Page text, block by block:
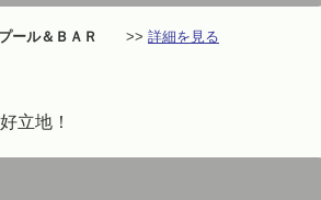
ール＆ＢＡＲ >> 詳細を見る
立地！